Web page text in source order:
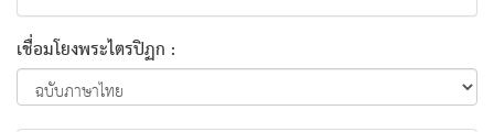
เชื่อมโยงพระไตรปิฏก :